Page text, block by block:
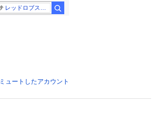
レッドロブスター
ミュートしたアカウント